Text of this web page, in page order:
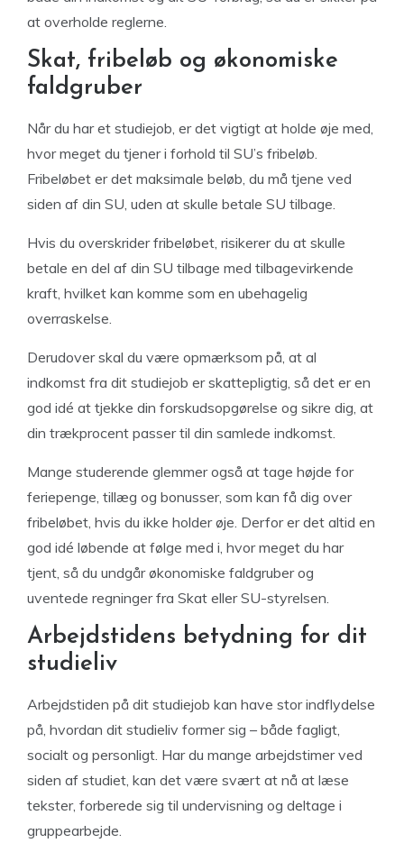
at overholde reglerne.
Skat, fribeløb og økonomiske
faldgruber
Når du har et studiejob, er det vigtigt at holde øje med,
hvor meget du tjener i forhold til SU’s fribeløb.
Fribeløbet er det maksimale beløb, du må tjene ved
siden af din SU, uden at skulle betale SU tilbage.
Hvis du overskrider fribeløbet, risikerer du at skulle
betale en del af din SU tilbage med tilbagevirkende
kraft, hvilket kan komme som en ubehagelig
overraskelse.
Derudover skal du være opmærksom på, at al
indkomst fra dit studiejob er skattepligtig, så det er en
god idé at tjekke din forskudsopgørelse og sikre dig, at
din trækprocent passer til din samlede indkomst.
Mange studerende glemmer også at tage højde for
feriepenge, tillæg og bonusser, som kan få dig over
fribeløbet, hvis du ikke holder øje. Derfor er det altid en
god idé løbende at følge med i, hvor meget du har
tjent, så du undgår økonomiske faldgruber og
uventede regninger fra Skat eller SU-styrelsen.
Arbejdstidens betydning for dit
studieliv
Arbejdstiden på dit studiejob kan have stor indflydelse
på, hvordan dit studieliv former sig – både fagligt,
socialt og personligt. Har du mange arbejdstimer ved
siden af studiet, kan det være svært at nå at læse
tekster, forberede sig til undervisning og deltage i
gruppearbejde.